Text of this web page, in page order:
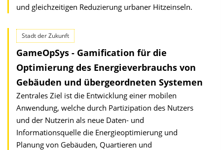
und gleichzeitigen Reduzierung urbaner Hitzeinseln.
Stadt der Zukunft
GameOpSys - Gamification für die
Optimierung des Energieverbrauchs von
Gebäuden und übergeordneten Systemen
Zentrales Ziel ist die Entwicklung einer mobilen
Anwendung, welche durch Partizipation des Nutzers
und der Nutzerin als neue Daten- und
Informationsquelle die Energieoptimierung und
Planung von Gebäuden, Quartieren und